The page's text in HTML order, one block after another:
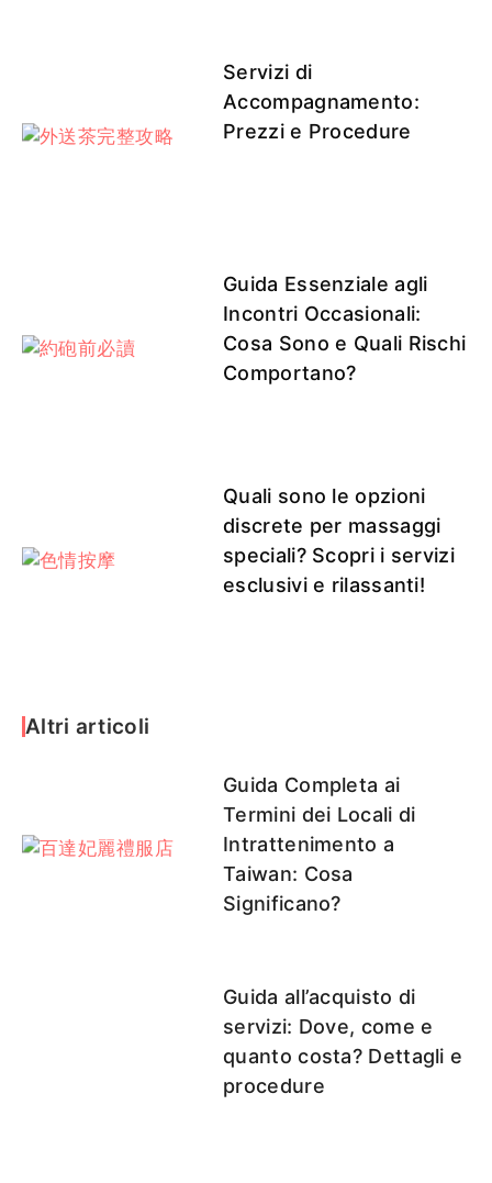
Servizi di
Accompagnamento:
Prezzi e Procedure
Guida Essenziale agli
Incontri Occasionali:
Cosa Sono e Quali Rischi
Comportano?
Quali sono le opzioni
discrete per massaggi
speciali? Scopri i servizi
esclusivi e rilassanti!
Altri articoli
Guida Completa ai
Termini dei Locali di
Intrattenimento a
Taiwan: Cosa
Significano?
Guida all’acquisto di
servizi: Dove, come e
quanto costa? Dettagli e
procedure